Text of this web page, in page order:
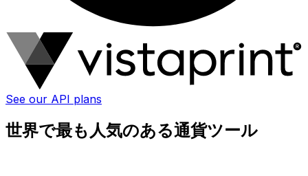
See our API plans
世界で最も人気のある通貨ツール